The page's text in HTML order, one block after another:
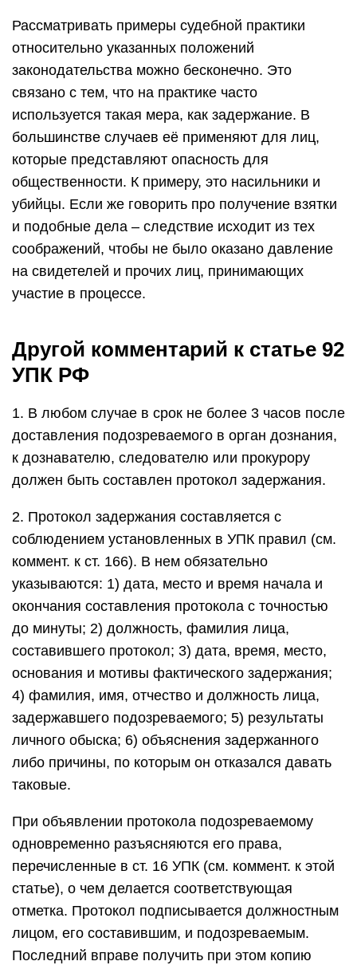
Рассматривать примеры судебной практики
относительно указанных положений
законодательства можно бесконечно. Это
связано с тем, что на практике часто
используется такая мера, как задержание. В
большинстве случаев её применяют для лиц,
которые представляют опасность для
общественности. К примеру, это насильники и
убийцы. Если же говорить про получение взятки
и подобные дела – следствие исходит из тех
соображений, чтобы не было оказано давление
на свидетелей и прочих лиц, принимающих
участие в процессе.
Другой комментарий к статье 92
УПК РФ
1. В любом случае в срок не более 3 часов после
доставления подозреваемого в орган дознания,
к дознавателю, следователю или прокурору
должен быть составлен протокол задержания.
2. Протокол задержания составляется с
соблюдением установленных в УПК правил (см.
коммент. к ст. 166). В нем обязательно
указываются: 1) дата, место и время начала и
окончания составления протокола с точностью
до минуты; 2) должность, фамилия лица,
составившего протокол; 3) дата, время, место,
основания и мотивы фактического задержания;
4) фамилия, имя, отчество и должность лица,
задержавшего подозреваемого; 5) результаты
личного обыска; 6) объяснения задержанного
либо причины, по которым он отказался давать
таковые.
При объявлении протокола подозреваемому
одновременно разъясняются его права,
перечисленные в ст. 16 УПК (см. коммент. к этой
статье), о чем делается соответствующая
отметка. Протокол подписывается должностным
лицом, его составившим, и подозреваемым.
Последний вправе получить при этом копию